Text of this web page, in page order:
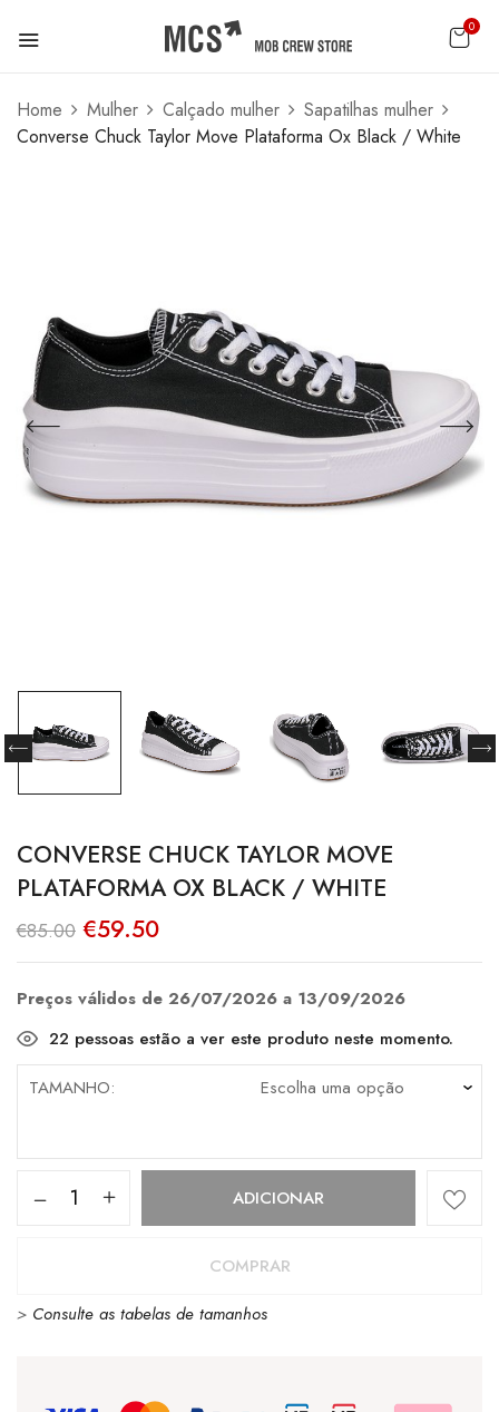
0
Home Mulher Calçado mulher
Sapatilhas mulher
Converse Chuck Taylor Move Plataforma Ox Black / White
CONVERSE CHUCK TAYLOR MOVE
PLATAFORMA OX BLACK / WHITE
€85.00 O
preço
original
€85.00.
€59.50O
atual
€59.50.
Preços válidos de 26/07/2026 a 13/09/2026
22 pessoas estão a ver este produto neste momento.
TAMANHO
Quantidade
Taylor
ADICIONAR
COMPRAR
> Consulte as tabelas de tamanhos